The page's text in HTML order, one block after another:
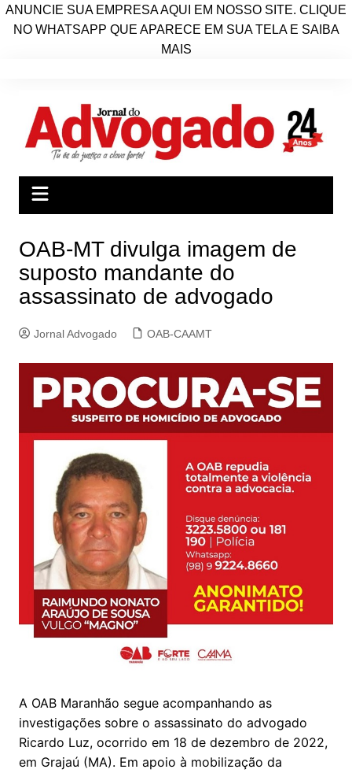
ANUNCIE SUA EMPRESA AQUI EM NOSSO SITE. CLIQUE
NO WHATSAPP QUE APARECE EM SUA TELA E SAIBA
MAIS
conteúdo
OAB-MT divulga imagem de
suposto mandante do
assassinato de advogado
Jornal Advogado OAB-CAAMT
A OAB Maranhão segue acompanhando as
investigações sobre o assassinato do advogado
Ricardo Luz, ocorrido em 18 de dezembro de 2022,
em Grajaú (MA). Em apoio à mobilização da